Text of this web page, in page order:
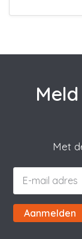
Met
Aanmelden